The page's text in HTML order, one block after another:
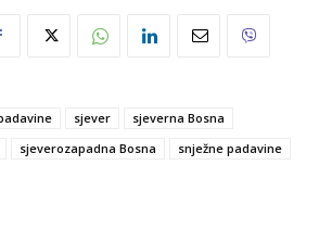
sjever
sjeverna Bosna
sjeverozapadna Bosna
snježne padavine